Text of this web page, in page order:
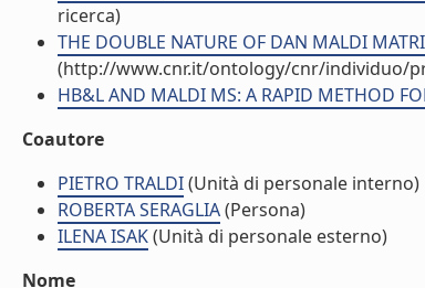
ricerca)
THE DOUBLE NATURE OF DAN MALDI
(http://www.cnr.it/ontology/cnr/individuo/
HB&L AND MALDI MS: A RAPID METHOD
Coautore
PIETRO TRALDI(Unità di personale interno)
ROBERTA SERAGLIA(Persona)
ILENA ISAK(Unità di personale esterno)
Nome